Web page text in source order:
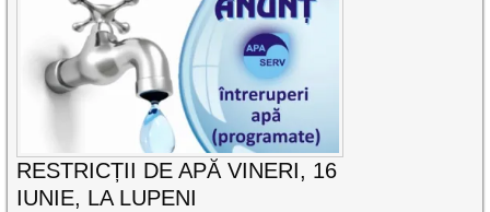
RESTRICȚII DE APĂ VINERI, 16
IUNIE, LA LUPENI